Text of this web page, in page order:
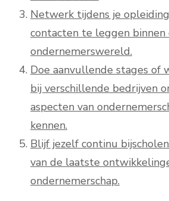
Netwerk tijdens je
contacten te leggen binnen
ondernemerswereld.
Doe aanvullende stages of
bij verschillende bedrijven
aspecten van
kennen.
Blijf jezelf continu
van de laatste
ondernemerschap.